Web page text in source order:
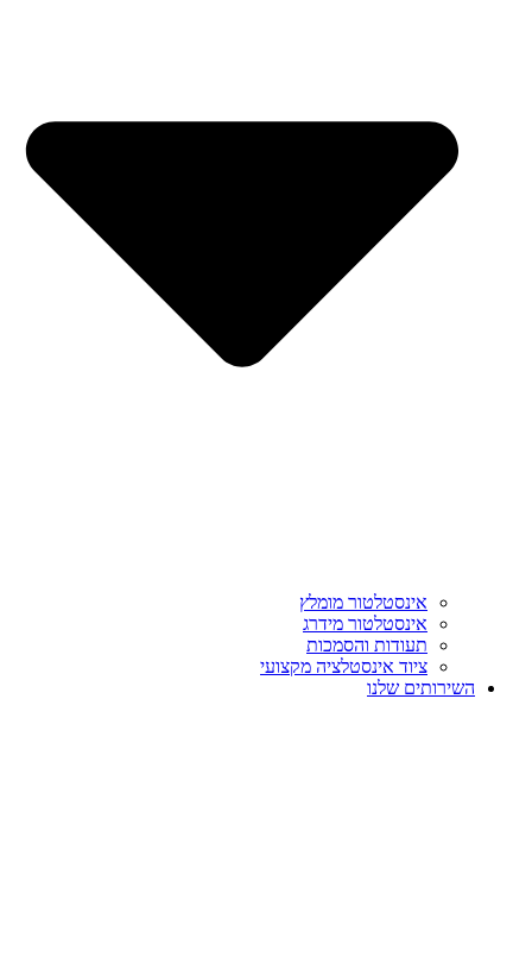
אינסטלטור מומלץ
אינסטלטור מידרג
תעודות והסמכות
ציוד אינסטלציה מקצועי
השירותים שלנו